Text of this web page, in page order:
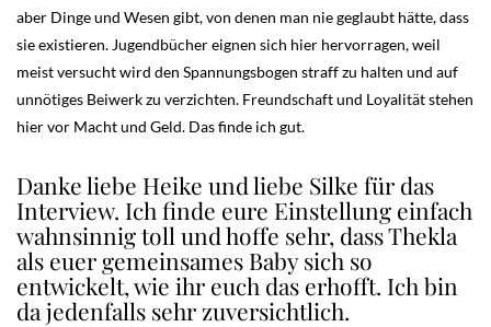
aber Dinge und Wesen gibt, von denen man nie geglaubt hätte, dass
sie existieren. Jugendbücher eignen sich hier hervorragen, weil
meist versucht wird den Spannungsbogen straff zu halten und auf
unnötiges Beiwerk zu verzichten. Freundschaft und Loyalität stehen
hier vor Macht und Geld. Das finde ich gut.
Danke liebe Heike und liebe Silke für das
Interview. Ich finde eure Einstellung einfach
wahnsinnig toll und hoffe sehr, dass Thekla
als euer gemeinsames Baby sich so
entwickelt, wie ihr euch das erhofft. Ich bin
da jedenfalls sehr zuversichtlich.